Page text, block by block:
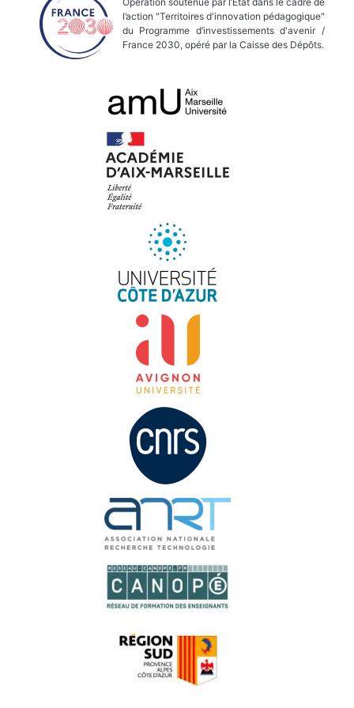
l’action "Territoires d'innovation pédagogique"
du Programme d’investissements d'avenir /
France 2030, opéré par la Caisse des Dépôts.